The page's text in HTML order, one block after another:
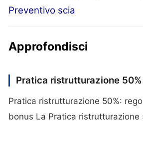
Preventivo scia
Approfondisci
Pratica ristrutturazione 50%
Pratica ristrutturazione 50%:
bonus La Pratica ristrutturazione